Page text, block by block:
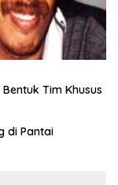
Tim Khusus
di Pantai